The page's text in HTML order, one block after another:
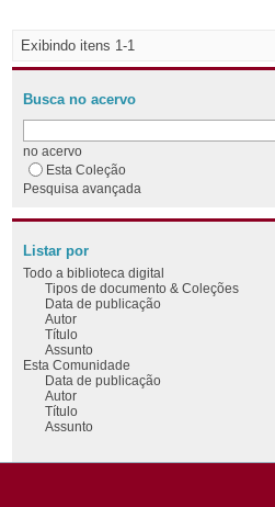
Exibindo itens 1-1
Busca no acervo
no acervo
Esta Coleção
Pesquisa avançada
Listar por
Todo a biblioteca digital
Tipos de documento & Coleções
Data de publicação
Autor
Título
Assunto
Esta Comunidade
Data de publicação
Autor
Título
Assunto